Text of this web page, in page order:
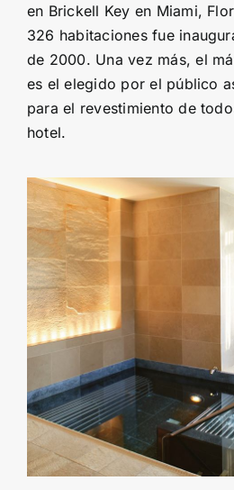
en Brickell Key en Miami,
326 habitaciones fue
de 2000. Una vez más, el
es el elegido por el público
para el revestimiento de
hotel.